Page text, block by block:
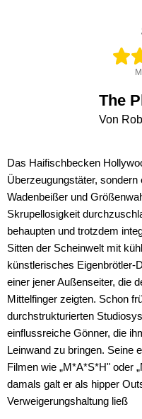
The
Von
Das Haifischbecken
Überzeugungstäter,
Wadenbeißer und
Skrupellosigkeit
behaupten und trotzdem
Sitten der Scheinwelt mit
künstlerisches Eigenbrötler-
einer jener Außenseiter, die
Mittelfinger zeigten. Schon
durchstrukturierten
einflussreiche Gönner, die
Leinwand zu bringen. Seine
Filmen wie „M*A*S*H" oder
damals galt er als hipper
Verweigerungshaltung ließ